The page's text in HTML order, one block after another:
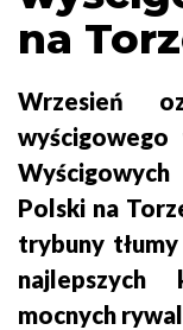
na
Wrzesień
Polski na
trybuny
mocnych